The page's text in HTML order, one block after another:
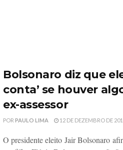
Bolsonaro diz que
conta’ se houver
ex-assessor
POR PAULO LIMA 12 DE DEZEMBRO DE
O presidente eleito Jair Bolsonaro